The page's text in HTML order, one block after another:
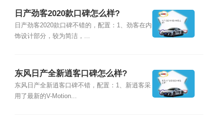
日产劲客2020款口碑怎么样?
日产劲客2020款口碑不错的，配置：1、劲客在内
饰设计部分，较为简洁，...
东风日产全新逍客口碑怎么样?
东风日产全新逍客口碑不错，配置：1、新逍客采
用了最新的V-Motion...